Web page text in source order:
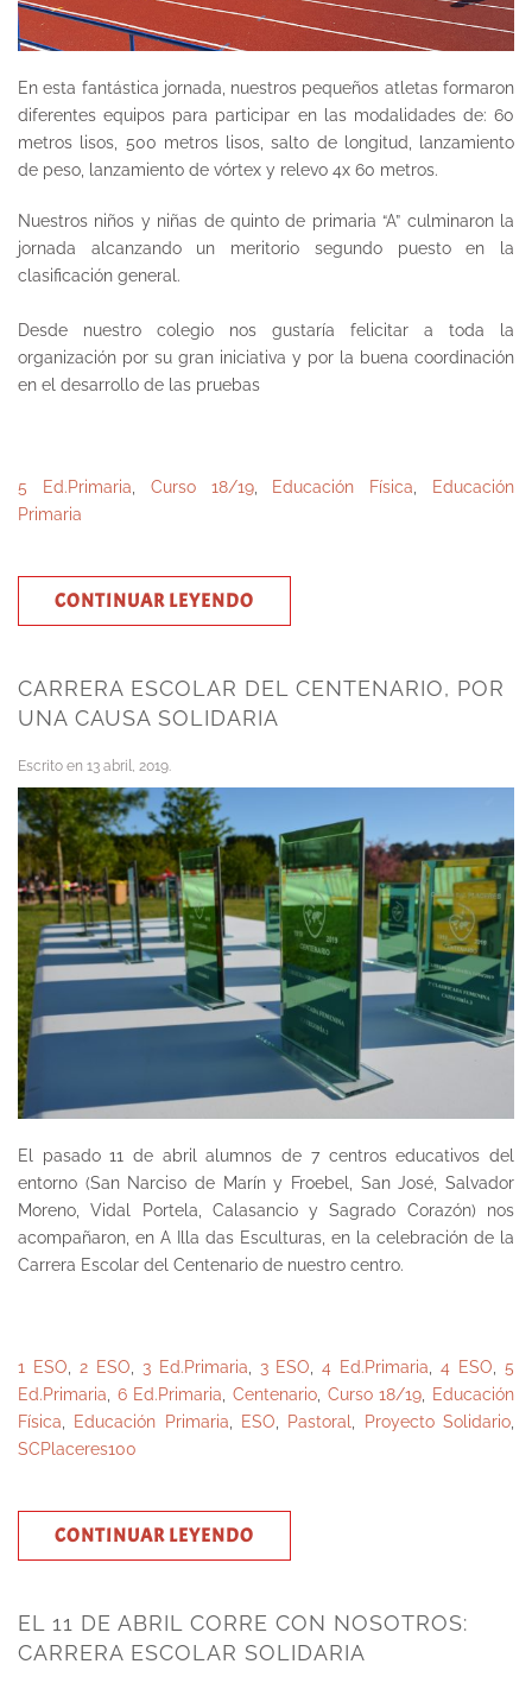
En esta fantástica jornada, nuestros pequeños atletas formaron
diferentes equipos para participar en las modalidades de: 60
metros lisos, 500 metros lisos, salto de longitud, lanzamiento
de peso, lanzamiento de vórtex y relevo 4x 60 metros.
Nuestros niños y niñas de quinto de primaria “A” culminaron la
jornada alcanzando un meritorio segundo puesto en la
clasificación general.
Desde nuestro colegio nos gustaría felicitar a toda la
organización por su gran iniciativa y por la buena coordinación
en el desarrollo de las pruebas
5 Ed.Primaria Curso 18/19, Educación Física
Educación
Primaria
CONTINUAR LEYENDO
CARRERA ESCOLAR DEL CENTENARIO, POR
UNA CAUSA SOLIDARIA
Escrito en 13 abril, 2019.
El pasado 11 de abril alumnos de 7 centros educativos del
entorno (San Narciso de Marín y Froebel, San José, Salvador
Moreno, Vidal Portela, Calasancio y Sagrado Corazón) nos
acompañaron, en A Illa das Esculturas, en la celebración de la
Carrera Escolar del Centenario de nuestro centro.
1 ESO 2 ESO 3 Ed.Primaria 3 ESO ,4 Ed.Primaria ,4 ESO ,5
Ed.Primaria
6 Ed.Primaria ,Centenario Curso 18/19
Educación
Física
Educación Primaria ESO Pastoral Proyecto Solidario
SCPlaceres100
CONTINUAR LEYENDO
EL 11 DE ABRIL CORRE CON NOSOTROS:
CARRERA ESCOLAR SOLIDARIA